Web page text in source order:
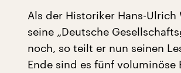
Als der Historiker Hans-
seine „Deutsche
noch, so teilt er nun seinen
Ende sind es fünf